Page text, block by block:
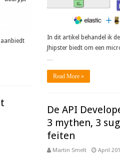
In dit artikel behandel ik
Jhipster biedt om een
…
Read More »
aanbiedt
De API
3 mythen, 3
feiten
Martin Smelt April